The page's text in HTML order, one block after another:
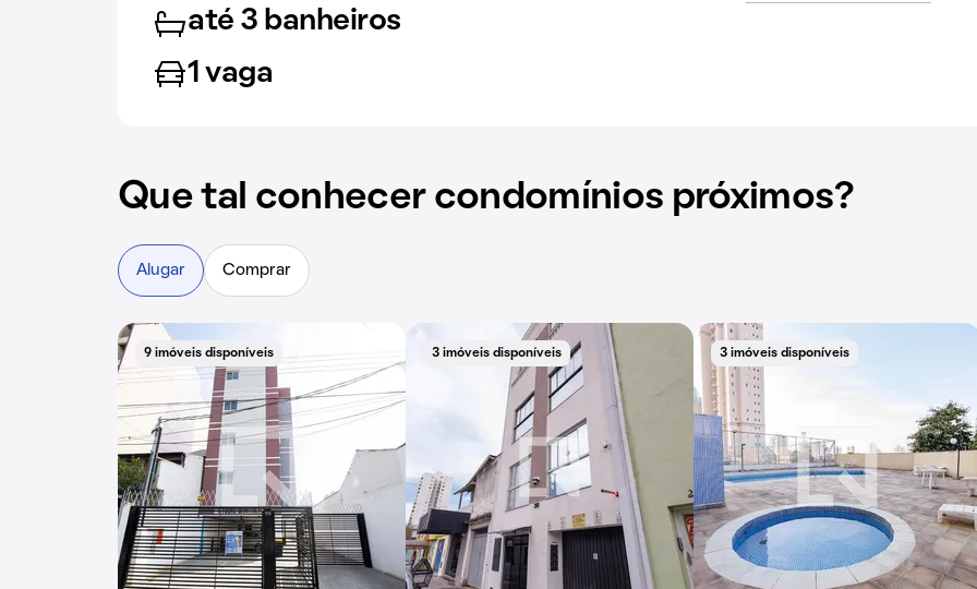
até 3 banheiros
1 vaga
Que tal conhecer condomínios próximos?
Alugar Comprar
9 imóveis disponíveis 3 imóveis disponíveis 3 imóveis disponíveis